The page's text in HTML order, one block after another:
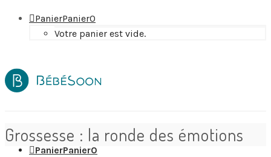
PanierPanier0
Votre panier est vide.
PanierPanier0
Grossesse : la ronde des émotions